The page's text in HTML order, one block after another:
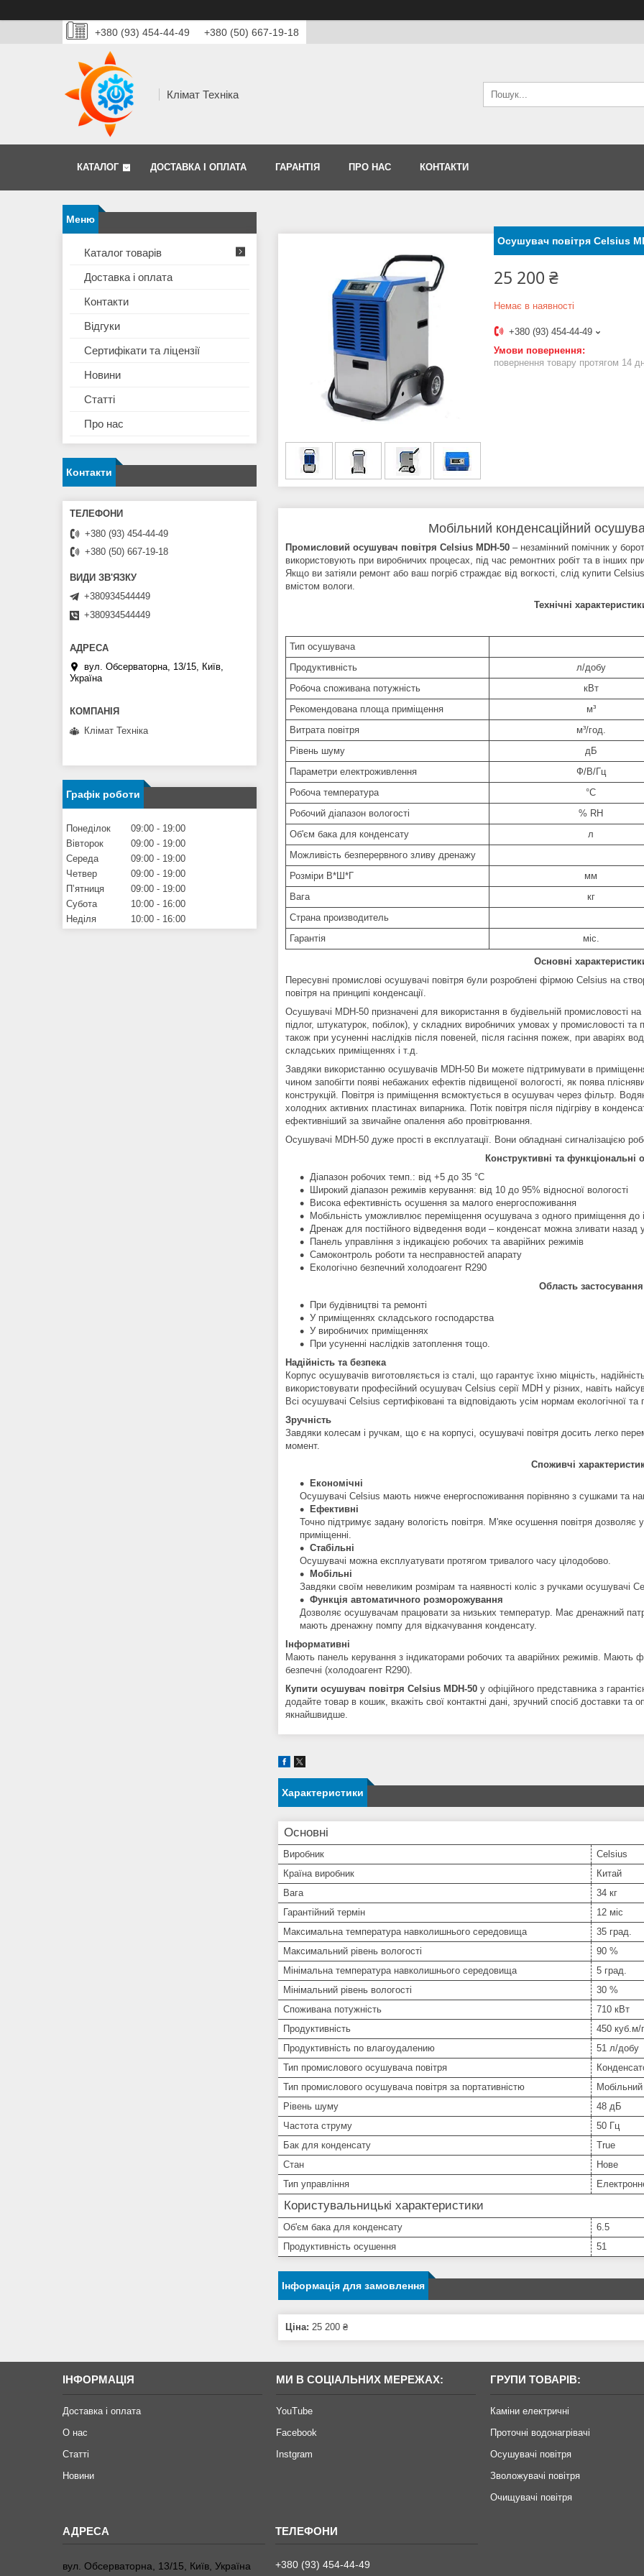
+380 (93) 454-44-49 +380 (50) 667-19-18
Клімат Техніка
КАТАЛОГ ДОСТАВКА І ОПЛАТА ГАРАНТІЯ ПРО НАС КОНТАКТИ
Осушувач повітря Celsius
25 200 ₴
Немає в наявності
+380 (93) 454-44-49
повернення товару протягом 14
Мобільний конденсаційний
Промисловий осушувач повітря Celsius MDH-50 – незамінний помічник у
використовують при виробничих процесах, під час ремонтних робіт та в інших
Якщо ви затіяли ремонт або ваш погріб страждає від вогкості, слід купити
вмістом вологи.
Технічні
Тип осушувача
Продуктивність
л/добу
Робоча споживана потужність
кВт
Рекомендована площа приміщення
м³
Витрата повітря
м³/год.
Рівень шуму
дБ
Параметри електроживлення
Ф/В/Гц
Робоча температура
°C
Робочий діапазон вологості
% RH
Об'єм бака для конденсату
л
Можливість безперервного зливу дренажу
Розміри В*Ш*Г
мм
Вага
кг
Страна производитель
Гарантія
міс.
Основні
Пересувні промислові осушувачі повітря були розроблені фірмою Celsius на
повітря на принципі конденсації.
Осушувачі MDH-50 призначені для використання в будівельній промисловості
підлог, штукатурок, побілок), у складних виробничих умовах у промисловості
також при усуненні наслідків після повеней, після гасіння пожеж, при аваріях
складських приміщеннях і т.д.
Завдяки використанню осушувачів MDH-50 Ви можете підтримувати в
чином запобігти появі небажаних ефектів підвищеної вологості, як поява
конструкцій. Повітря із приміщення всмоктується в осушувач через фільтр.
холодних активних пластинах випарника. Потік повітря після підігріву в
ефективніший за звичайне опалення або провітрювання.
Осушувачі MDH-50 дуже прості в експлуатації. Вони обладнані сигналізацією
Конструктивні та функціональні
Діапазон робочих темп.: від +5 до 35 °C
Широкий діапазон режимів керування: від 10 до 95% відносної вологості
Висока ефективність осушення за малого енергоспоживання
Мобільність уможливлює переміщення осушувача з одного приміщення до
Дренаж для постійного відведення води – конденсат можна зливати назад
Панель управління з індикацією робочих та аварійних режимів
Самоконтроль роботи та несправностей апарату
Екологічно безпечний холодоагент R290
Область застосування
При будівництві та ремонті
У приміщеннях складського господарства
У виробничих приміщеннях
При усуненні наслідків затоплення тощо.
Надійність та безпека
Корпус осушувачів виготовляється із сталі, що гарантує їхню міцність,
використовувати професійний осушувач Celsius серії MDH у різних, навіть
Всі осушувачі Celsius сертифіковані та відповідають усім нормам екологічної та
Зручність
Завдяки колесам і ручкам, що є на корпусі, осушувачі повітря досить легко
момент.
Споживчі
Економічні
Осушувачі Celsius мають нижче енергоспоживання порівняно з сушками та
Ефективні
Точно підтримує задану вологість повітря. М'яке осушення повітря дозволяє
приміщенні.
Стабільні
Осушувачі можна експлуатувати протягом тривалого часу цілодобово.
Мобільні
Завдяки своїм невеликим розмірам та наявності коліс з ручками осушувачі
Функція автоматичного розморожування
Дозволяє осушувачам працювати за низьких температур. Має дренажний
мають дренажну помпу для відкачування конденсату.
Інформативні
Мають панель керування з індикаторами робочих та аварійних режимів. Мають
безпечні (холодоагент R290).
Купити осушувач повітря Celsius MDH-50 у офіційного представника з
додайте товар в кошик, вкажіть свої контактні дані, зручний спосіб доставки
якнайшвидше.
Характеристики
Основні
Виробник
Celsius
Країна виробник
Китай
Вага
34 кг
Гарантійний термін
12 міс
Максимальна температура навколишнього середовища
35 град.
Максимальний рівень вологості
90 %
Мінімальна температура навколишнього середовища
5 град.
Мінімальний рівень вологості
30 %
Споживана потужність
710 кВт
Продуктивність
450 куб.м/
Продуктивність по влагоудалению
51 л/добу
Тип промислового осушувача повітря
Тип промислового осушувача повітря за портативністю
Мобільний
Рівень шуму
48 дБ
Частота струму
50 Гц
Бак для конденсату
True
Стан
Нове
Тип управління
Користувальницькі характеристики
Об'єм бака для конденсату
6.5
Продуктивність осушення
51
Інформація для замовлення
Ціна: 25 200 ₴
Каталог товарів
Доставка і оплата
Контакти
Відгуки
Сертифікати та ліцензії
Новини
Статті
Про нас
Контакти
+380 (93) 454-44-49
+380 (50) 667-19-18
+380934544449
+380934544449
вул. Обсерваторна, 13/15, Київ,
Україна
Клімат Техніка
Графік роботи
Понеділок 09:00
19:00
Вівторок
09:00
19:00
Середа
09:00
19:00
Четвер
09:00
19:00
Пʼятниця
09:00
19:00
Субота
10:00
16:00
Неділя
10:00 16:00
ІНФОРМАЦІЯ
Доставка і оплата
О нас
Статті
Новини
МИ В СОЦІАЛЬНИХ МЕРЕЖАХ:
YouTube
Facebook
Instgram
ГРУПИ ТОВАРІВ:
Каміни електричні
Проточні водонагрівачі
Осушувачі повітря
Зволожувачі повітря
Очищувачі повітря
вул. Обсерваторна, 13/15, Київ, Україна +380 (93) 454-44-49